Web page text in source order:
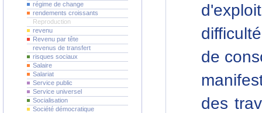
régime de change
rendements croissants
Reproduction
revenu
Revenu par tête
revenus de transfert
risques sociaux
Salaire
Salariat
Service public
Service universel
Socialisation
Société démocratique
de
des